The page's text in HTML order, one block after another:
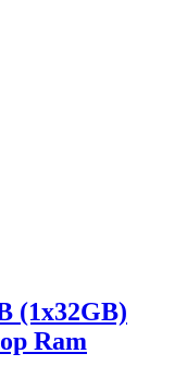
(1x32GB)
Ram